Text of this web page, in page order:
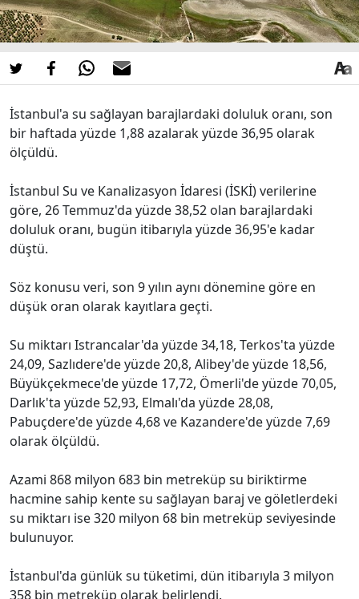
İstanbul'a su sağlayan barajlardaki doluluk oranı, son
bir haftada yüzde 1,88 azalarak yüzde 36,95 olarak
ölçüldü.
İstanbul Su ve Kanalizasyon İdaresi (İSKİ) verilerine
göre, 26 Temmuz'da yüzde 38,52 olan barajlardaki
doluluk oranı, bugün itibarıyla yüzde 36,95'e kadar
düştü.
Söz konusu veri, son 9 yılın aynı dönemine göre en
düşük oran olarak kayıtlara geçti.
Su miktarı Istrancalar'da yüzde 34,18, Terkos'ta yüzde
24,09, Sazlıdere'de yüzde 20,8, Alibey'de yüzde 18,56,
Büyükçekmece'de yüzde 17,72, Ömerli'de yüzde 70,05,
Darlık'ta yüzde 52,93, Elmalı'da yüzde 28,08,
Pabuçdere'de yüzde 4,68 ve Kazandere'de yüzde 7,69
olarak ölçüldü.
Azami 868 milyon 683 bin metreküp su biriktirme
hacmine sahip kente su sağlayan baraj ve göletlerdeki
su miktarı ise 320 milyon 68 bin metreküp seviyesinde
bulunuyor.
İstanbul'da günlük su tüketimi, dün itibarıyla 3 milyon
358 bin metreküp olarak belirlendi.